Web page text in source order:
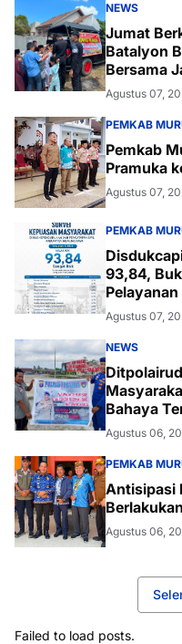
NEWS
Jumat
Batalyon
Bersama
Agustus 07,
PEMKAB
Pemkab
Pramuka
Agustus 07,
PEMKAB
93,84,
Agustus 07,
NEWS
Bahaya
Agustus 06,
PEMKAB
Antisipasi
Agustus 06,
Failed to load posts.